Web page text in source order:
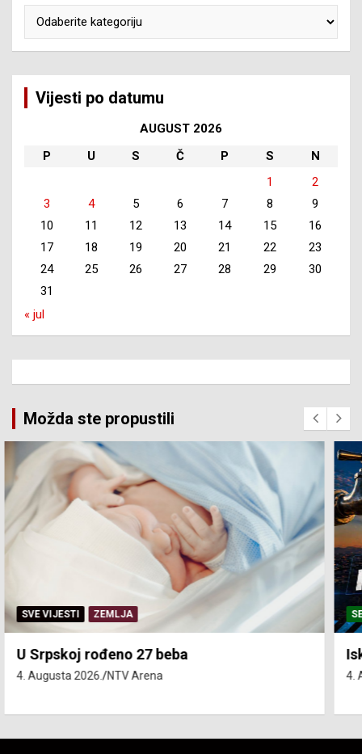
Vijesti po datumu
AUGUST 2026
P
U S Č P S
N
1
2
3
4 5 6 7 8
9
10
11 12 13 14 15
16
17
18 19 20 21 22
23
24
25 26 27 28 29
30
31
« jul
Možda ste propustili
SERVISNE INFORMACIJE
Isključenja vode – utorak 4. avgust
4. Augusta 2026. NTV Arena